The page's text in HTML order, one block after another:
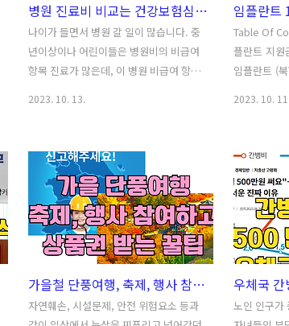
자격청년희망적금 만기 후 청년도약계좌
환승 혜택혜택 정리혜택 예시청년희망적
금과 청년도약계좌 알아보기이 두 계좌는
청년들이 자산을 마련할 수 있도록 정부
은 202..
Of
행연합회,
리 4%대 저
은행 및 전
병원 진료비 비교는 건강보험심사평가원 공식 앱으로 - 독감예방접종 가격 등 비급여 진료비 절약하는 방법
나이가 들면서 병원 갈 일이 많습니다. 중
년이상이나 어린이들은 병원비의 비급여
항목 진료가 많은데, 이 병원 비급여 항목
다. 병원비 아끼는 대박 꿀팁 꼭 확인하고
주변에도 알리세요! Table Of Contents
내가 진료받은 병원비 적당한가? 병원 진
료비의 종류와 비급여 진료비용 공개제도
비급여 진료비 등 병원 진료비 간편하게
비교하기 건강보험심사평가원의 건강 e
음 스마트폰 앱 소개 및 다운로드 건강보
험심사평가원의 건강 e음 앱으로 병원비
비교하기 내가 진료받은 병원비 적당한
가? 얼마 전에도 아이가 아파서 병원에 갔
2023. 10. 13.
Table Of
플란트 지원
임플란트 (
료와 가격
상급종합병
1개 가격종
임플란트 가
지인이 한쪽
하고 계신
물어보니 임
데, 비용이
고 다른 쪽
2023. 10. 11.
가을철 단풍여행, 축제, 행사 참여하고 안전 위험 신고하고 포상금까지 받는 꿀팁 - 행정안전부 안전신문고
자연훼손, 시설문제, 안전 위험요소 등과
노인 인구가